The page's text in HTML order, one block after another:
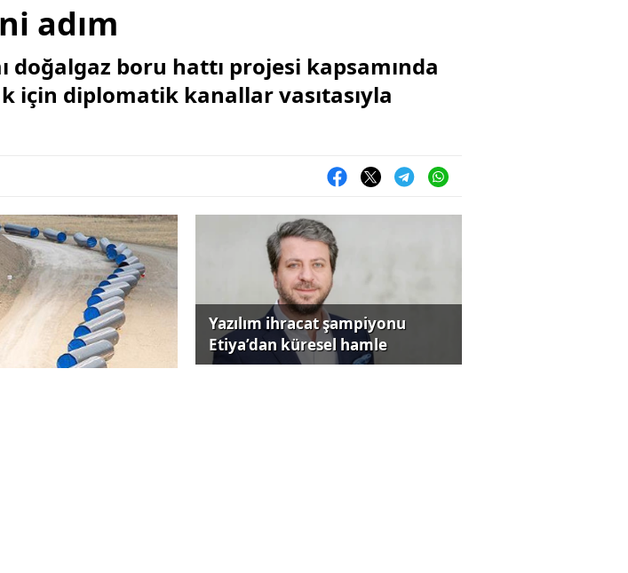
adım
doğalgaz boru hattı projesi kapsamında
için diplomatik kanallar vasıtasıyla
Yazılım ihracat şampiyonu
Etiya’dan küresel hamle